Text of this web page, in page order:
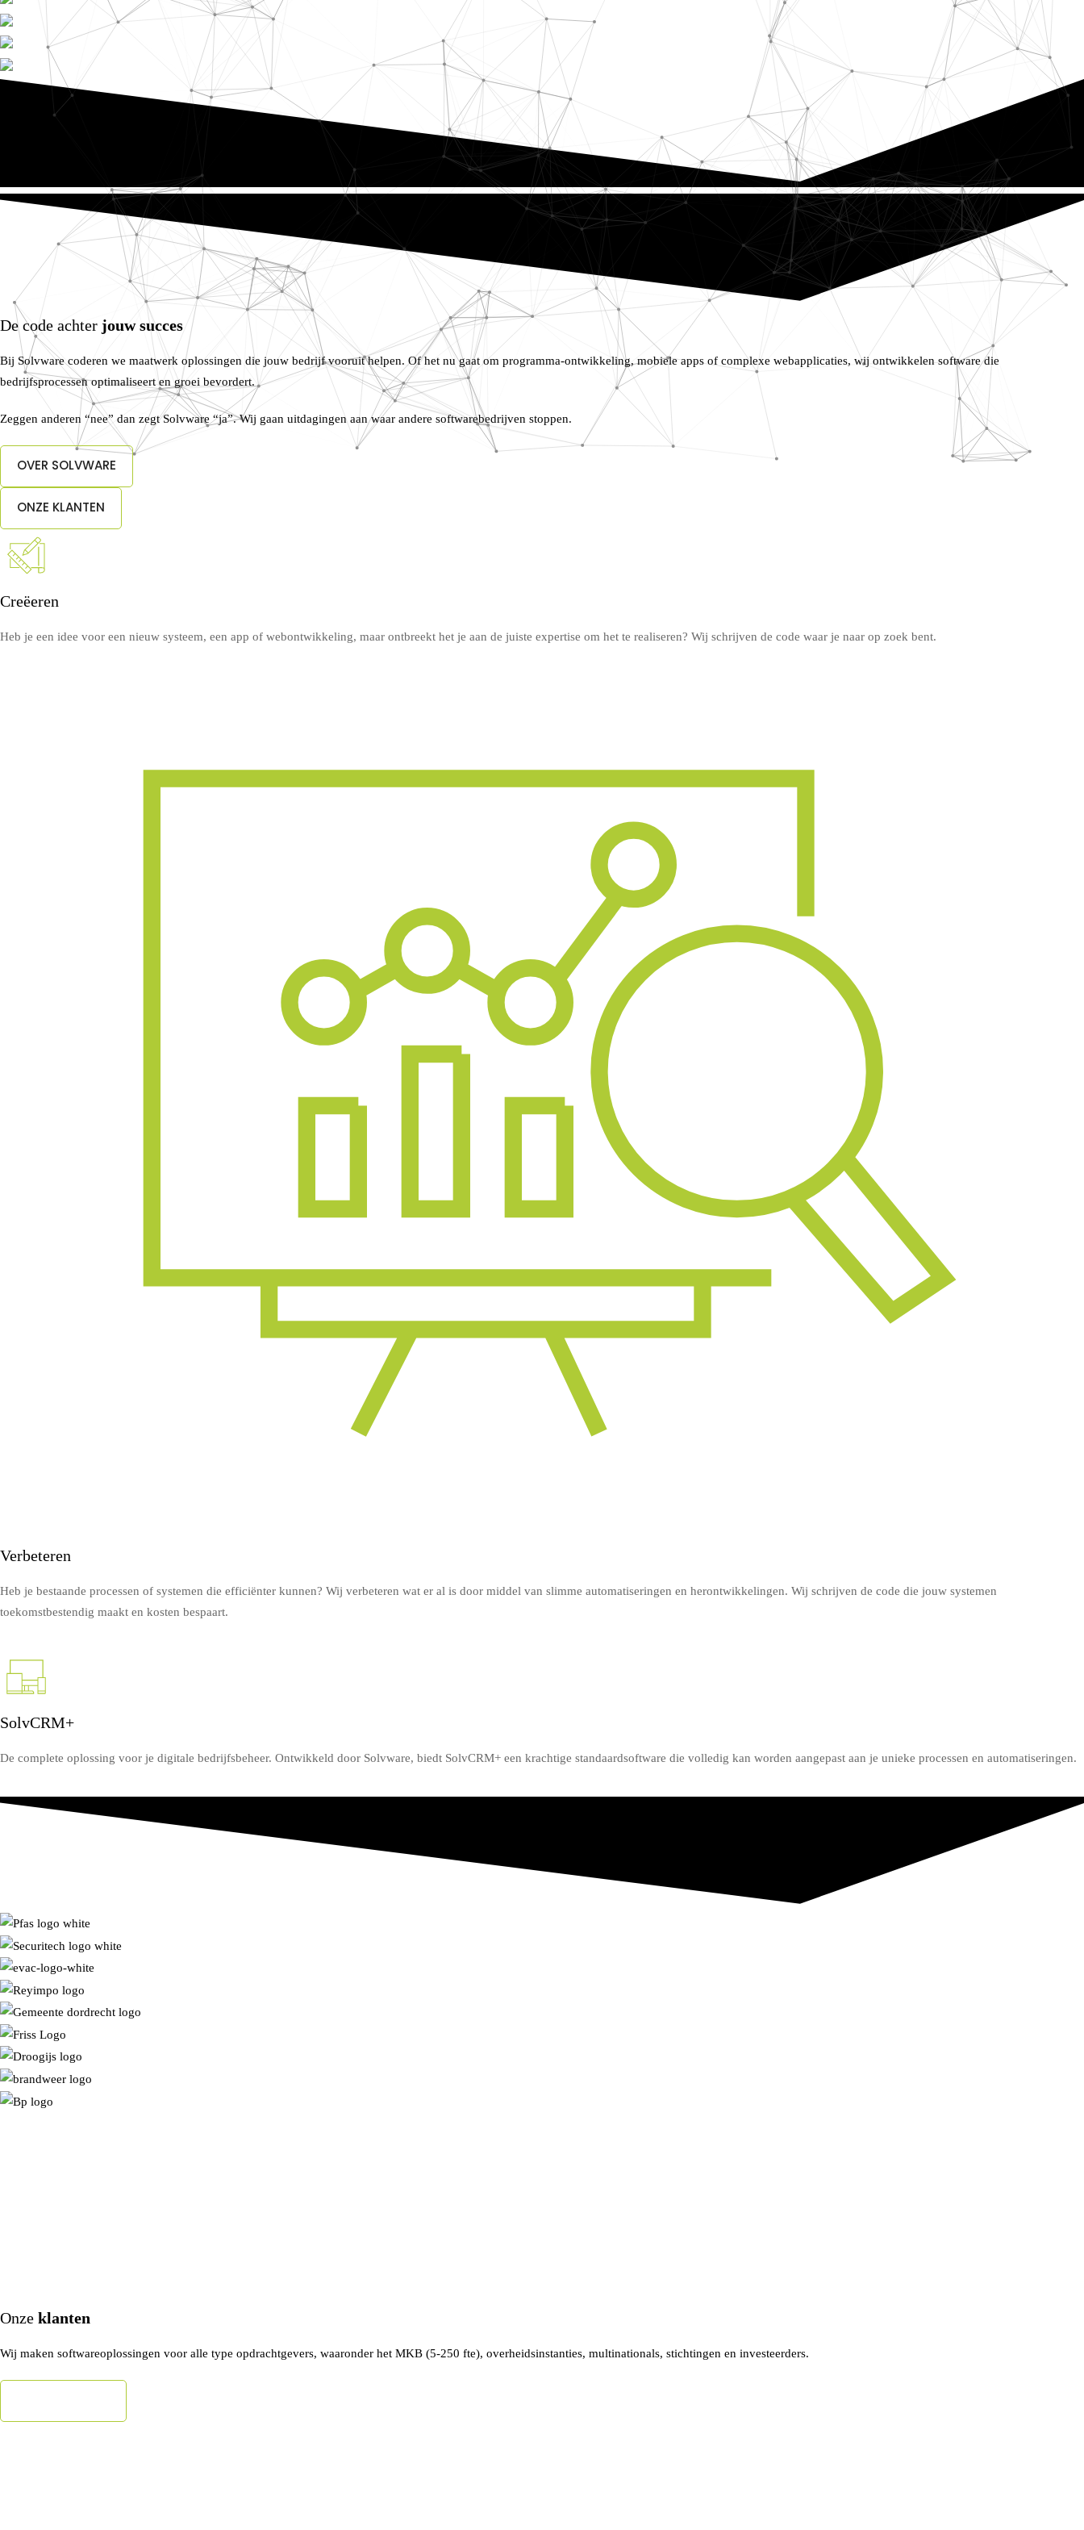
De code achter jouw succes
Bij Solvware coderen we maatwerk oplossingen die jouw bedrijf vooruit helpen. Of het nu gaat om programma-ontwikkeling, mobiele apps of complexe webapplicaties, wij ontwikkelen software die
bedrijfsprocessen optimaliseert en groei bevordert.
Zeggen anderen “nee” dan zegt Solvware “ja”. Wij gaan uitdagingen aan waar andere softwarebedrijven stoppen.
OVER SOLVWARE
ONZE KLANTEN
Creëeren
Heb je een idee voor een nieuw systeem, een app of webontwikkeling, maar ontbreekt het je aan de juiste expertise om het te realiseren? Wij schrijven de code waar je naar op zoek bent.
Verbeteren
Heb je bestaande processen of systemen die efficiënter kunnen? Wij verbeteren wat er al is door middel van slimme automatiseringen en herontwikkelingen. Wij schrijven de code die jouw systemen
toekomstbestendig maakt en kosten bespaart.
SolvCRM+
De complete oplossing voor je digitale bedrijfsbeheer. Ontwikkeld door Solvware, biedt SolvCRM+ een krachtige standaardsoftware die volledig kan worden aangepast aan je unieke processen en automatiseringen.
Onze klanten
Wij maken softwareoplossingen voor alle type opdrachtgevers, waaronder het MKB (5-250 fte), overheidsinstanties, multinationals, stichtingen en investeerders.